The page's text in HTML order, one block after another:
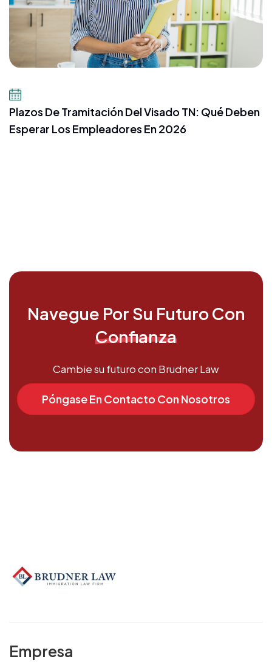
Plazos De Tramitación Del Visado TN: Qué Deben
Esperar Los Empleadores En 2026
Navegue Por Su Futuro Con
‍Confianza
Cambie su futuro con Brudner Law
Póngase En Contacto Con Nosotros
Empresa